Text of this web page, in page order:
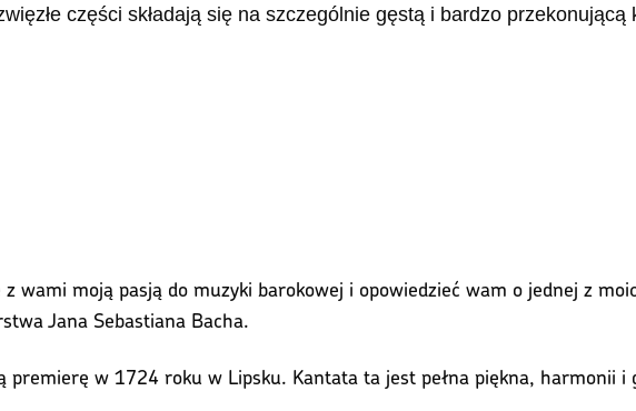
części składają się na szczególnie gęstą i bardzo przekonującą
wami moją pasją do muzyki barokowej i opowiedzieć wam o jednej z
Jana Sebastiana Bacha.
w 1724 roku w Lipsku. Kantata ta jest pełna piękna, harmonii i